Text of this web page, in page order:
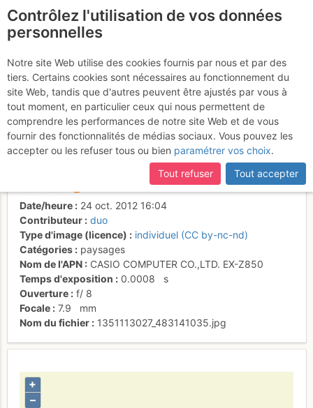
certaines pages ne sont plus accessibles, manquantes ou
incomplètes, déconnectez-vous puis reconnectez-vous à votre
compte sur le site.
Tour des dents
Blanches-La pointe
percée. le reste je ne
connais pas
Date/heure
24 oct. 2012 16:04
Contributeur
duo
Type d'image (licence)
individuel (CC by-nc-nd)
Catégories
paysages
Nom de l'APN
CASIO COMPUTER CO.,LTD. EX-Z850
Temps d'exposition
0.0008
s
Ouverture
f/ 8
Focale
7.9
mm
Nom du fichier
1351113027_483141035.jpg
+
–
Contrôlez l'utilisation de vos données
personnelles
Notre site Web utilise des cookies fournis par nous et par des
tiers. Certains cookies sont nécessaires au fonctionnement du
site Web, tandis que d'autres peuvent être ajustés par vous à
tout moment, en particulier ceux qui nous permettent de
comprendre les performances de notre site Web et de vous
fournir des fonctionnalités de médias sociaux. Vous pouvez les
accepter ou les refuser tous ou bien paramétrer vos choix.
Tout refuser
Tout accepter